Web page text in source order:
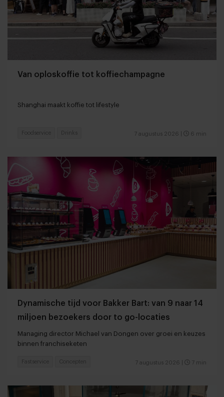
Van oploskoffie tot koffiechampagne
Shanghai maakt koffie tot lifestyle
7 augustus 2026 6 min
Foodservice Drinks
Dynamische tijd voor Bakker Bart: van 9 naar 14
miljoen bezoekers door to go-locaties
Managing director Michael van Dongen over groei en keuzes
binnen franchiseketen
7 augustus 2026 7 min
Fastservice Concepten